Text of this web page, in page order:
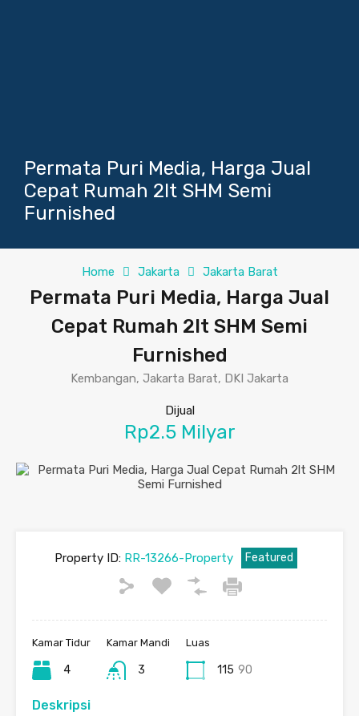
Permata Puri Media, Harga Jual
Cepat Rumah 2lt SHM Semi
Furnished
Home Jakarta Jakarta Barat
Permata Puri Media, Harga Jual
Cepat Rumah 2lt SHM Semi
Furnished
Kembangan, Jakarta Barat, DKI Jakarta
Dijual
Rp2.5 Milyar
Property ID:RR-13266-Property Featured
Kamar Tidur
4
Kamar Mandi
3
Luas
115 90
Deskripsi